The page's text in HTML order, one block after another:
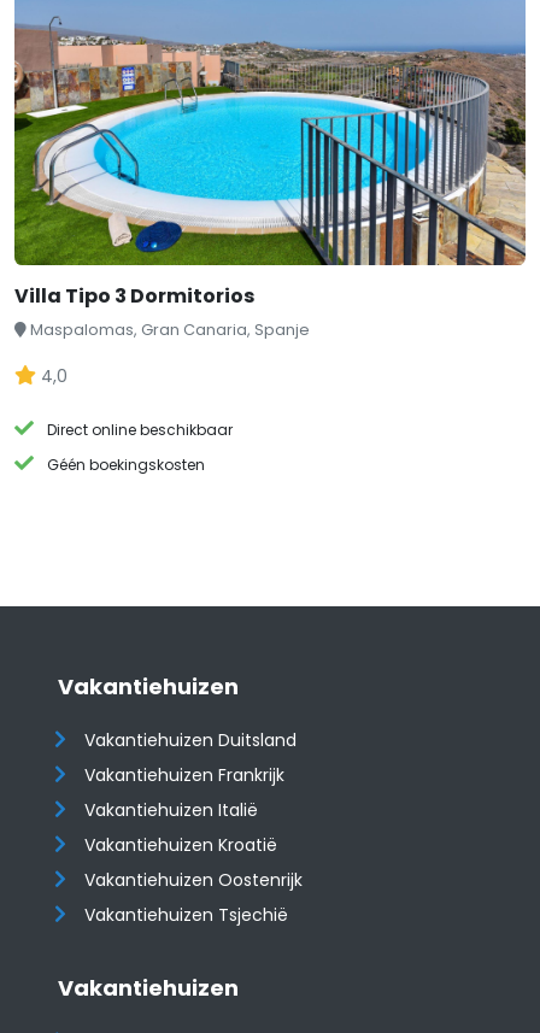
Villa Tipo 3 Dormitorios
Maspalomas, Gran Canaria, Spanje
4,0
Direct online beschikbaar
Géén boekingskosten
Vakantiehuizen
Vakantiehuizen Duitsland
Vakantiehuizen Frankrijk
Vakantiehuizen Italië
Vakantiehuizen Kroatië
​​​​​​​Vakantiehuizen Oostenrijk
Vakantiehuizen Tsjechië
Vakantiehuizen